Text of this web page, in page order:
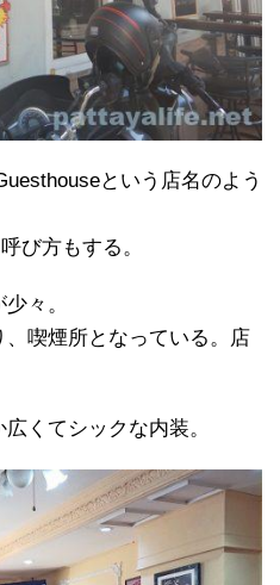
という店名のよう
び方もする。
々。
喫煙所となっている。店
くてシックな内装。